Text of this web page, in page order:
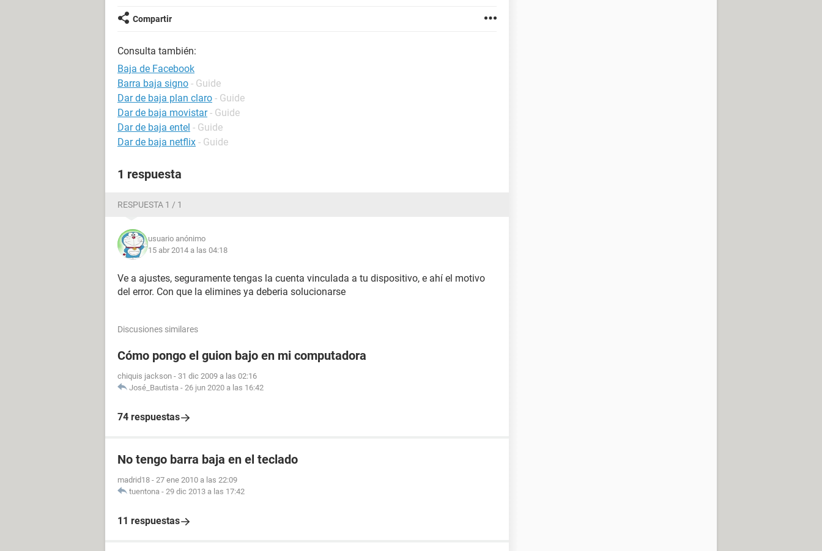
Compartir
Consulta también:
Baja de Facebook
Barra baja signo - Guide
Dar de baja plan claro - Guide
Dar de baja movistar - Guide
Dar de baja entel - Guide
Dar de baja netflix - Guide
1 respuesta
RESPUESTA 1 / 1
usuario anónimo
15 abr 2014 a las 04:18
Ve a ajustes, seguramente tengas la cuenta vinculada a tu dispositivo, e ahí el motivo
del error. Con que la elimines ya deberia solucionarse
Discusiones similares
Cómo pongo el guion bajo en mi computadora
chiquis jackson - 31 dic 2009 a las 02:16
José_Bautista - 26 jun 2020 a las 16:42
74 respuestas
No tengo barra baja en el teclado
madrid18 - 27 ene 2010 a las 22:09
tuentona - 29 dic 2013 a las 17:42
11 respuestas